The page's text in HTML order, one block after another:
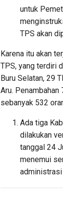
untuk
TPS akan
Karena itu akan
TPS, yang terdiri
Buru Selatan, 29
Aru.
sebanyak 532
Ada tiga
dilakukan
tanggal 24
menemui